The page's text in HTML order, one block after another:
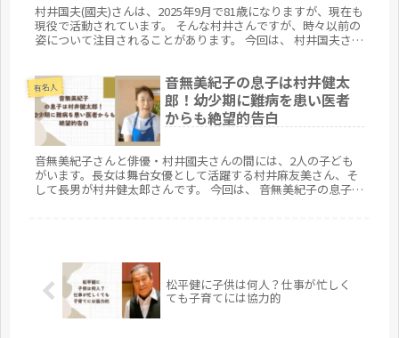
村井国夫(國夫)さんは、2025年9月で81歳になりますが、現在も
現役で活動されています。 そんな村井さんですが、時々以前の
姿について注目されることがあります。 今回は、 村井国夫さん
有名人
音無美紀子の息子は村井健太
郎！幼少期に難病を患い医者
からも絶望的告白
音無美紀子さんと俳優・村井國夫さんの間には、2人の子ども
がいます。長女は舞台女優として活躍する村井麻友美さん、そ
して長男が村井健太郎さんです。 今回は、 音無美紀子の息子・
松平健に子供は何人？仕事が忙しく
ても子育てには協力的